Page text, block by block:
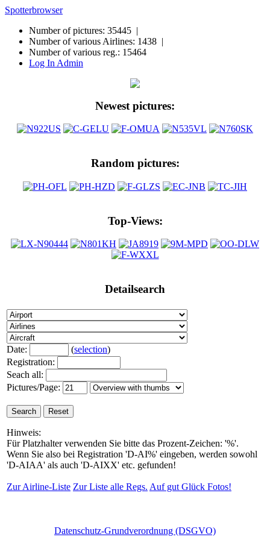
Spotterbrowser
Number of pictures: 35445 |
Number of various Airlines: 1438 |
Number of various reg.: 15464
Log In Admin
Newest pictures:
Random pictures:
Top-Views:
Detailsearch
Date: (selection)
Registration:
Seach all:
Pictures/Page:
Hinweis:
Für Platzhalter verwenden Sie bitte das Prozent-Zeichen: '%'.
Wenn Sie also bei Registration 'D-AI%' eingeben, werden sowohl
'D-AIAA' als auch 'D-AIXX' etc. gefunden!
Zur Airline-Liste Zur Liste alle Regs. Auf gut Glück Fotos!
Datenschutz-Grundverordnung (DSGVO)